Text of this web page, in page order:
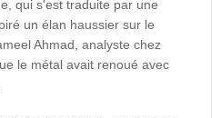
qui s'est traduite par une
un élan haussier sur le
Ahmad, analyste chez
le métal avait renoué avec